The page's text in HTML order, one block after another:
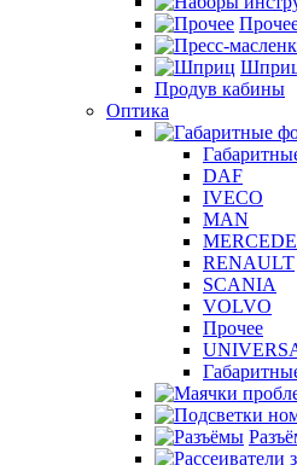
Продув кабины
Оптика
DAF
IVECO
MAN
RENAULT
SCANIA
VOLVO
Прочее